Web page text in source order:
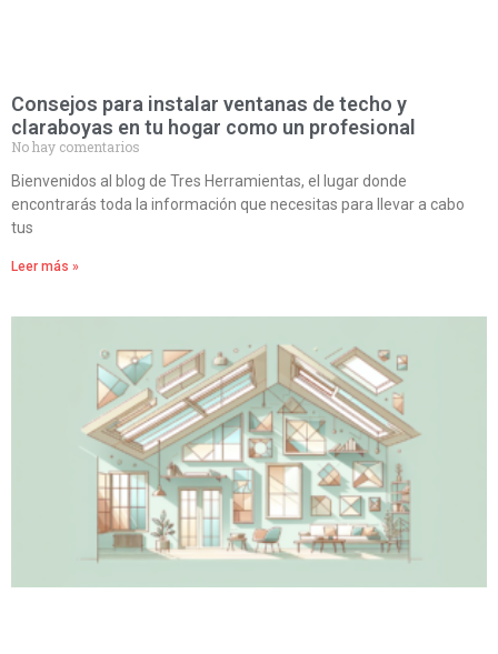
Consejos para instalar ventanas de techo y
claraboyas en tu hogar como un profesional
No hay comentarios
Bienvenidos al blog de Tres Herramientas, el lugar donde
encontrarás toda la información que necesitas para llevar a cabo
tus
Leer más »